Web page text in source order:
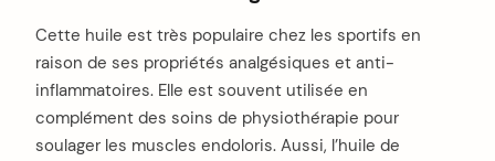
Cette huile est très populaire chez les sportifs en
raison de ses propriétés analgésiques et anti-
inflammatoires. Elle est souvent utilisée en
complément des soins de physiothérapie pour
soulager les muscles endoloris. Aussi, l’huile de